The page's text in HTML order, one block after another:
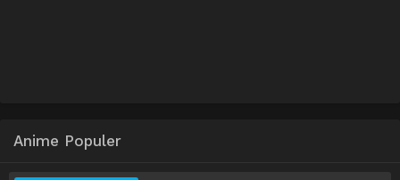
Anime Populer